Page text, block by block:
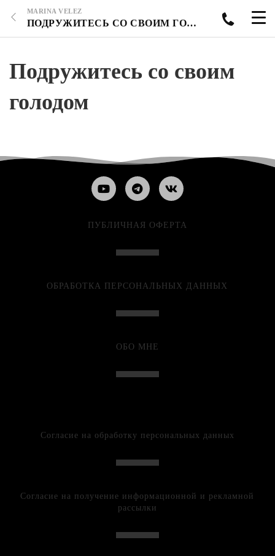
MARINA VELEZ
ПОДРУЖИТЕСЬ СО СВОИМ ГОЛОДОМ
Подружитесь со своим
голодом
ПУБЛИЧНАЯ ОФЕРТА
ОБРАБОТКА ПЕРСОНАЛЬНЫХ ДАННЫХ
ОБО МНЕ
Согласие на обработку персональных данных
Согласие на получение информационной и рекламной
рассылки